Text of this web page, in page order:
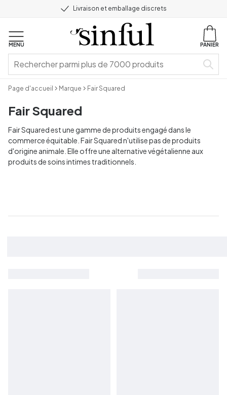
Livraison et emballage discrets
MENU PANIER
Page d'accueil Marque Fair Squared
Fair Squared
Fair Squared est une gamme de produits engagé dans le
commerce équitable. Fair Squared n'utilise pas de produits
d'origine animale. Elle offre une alternative végétalienne aux
produits de soins intimes traditionnels.